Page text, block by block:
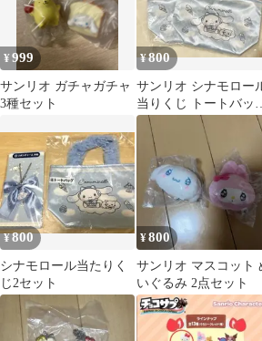
¥999
サンリオ ガチャガチャ
3種セット
¥800
サンリオ シナモロー
当りくじ トートバッグ
2個セット
¥800
シナモロール当たりく
じ2セット
¥800
サンリオ マスコット
いぐるみ 2点セット